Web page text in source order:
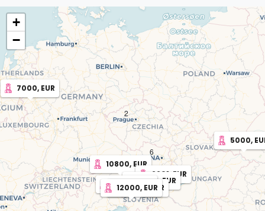
2
2
6
7000, EUR
5000,
10800, EUR
6601, EUR
8484, EUR
12000, EUR
12000, EUR
12000, EUR
+
−